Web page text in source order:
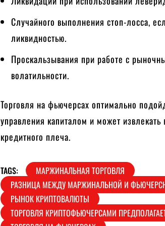
Случайного выполнения стоп-лосса,
ликвидностью.
Проскальзывания при работе с
волатильности.
Торговля на фьючерсах оптимально
управления капиталом и может
кредитного плеча.
TAGS:
МАРЖИНАЛЬНАЯ ТОРГОВЛЯ
РАЗНИЦА МЕЖДУ МАРЖИНАЛЬНОЙ И
РЫНОК КРИПТОВАЛЮТЫ
ТОРГОВЛЯ КРИПТОФЬЮЧЕРСАМИ